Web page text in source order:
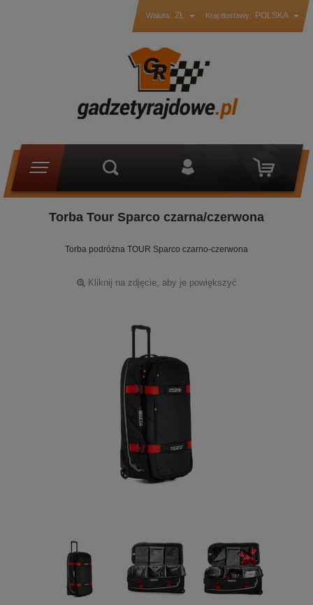
Waluta: ZŁ Kraj dostawy: POLSKA
Torba Tour Sparco czarna/czerwona
Torba podróżna TOUR Sparco czarno-czerwona
Kliknij na zdjęcie, aby je powiększyć